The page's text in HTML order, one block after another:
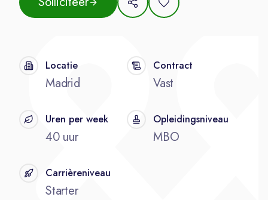
Locatie
Madrid
Contract
Vast
Uren per week
40 uur
Opleidingsniveau
MBO
Carrièreniveau
Starter